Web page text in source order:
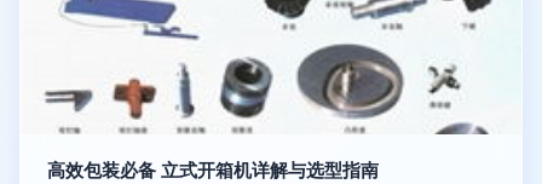
高效包装必备 立式开箱机详解与选型指南